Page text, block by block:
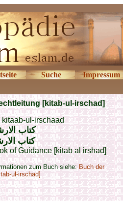
Suche Impressum
[kitab-ul-irschad]
ul-irschaad
كتاب
كتاب
of Guidance [kitab al irshad]
zum Buch siehe:Buch der
ul-irschad]